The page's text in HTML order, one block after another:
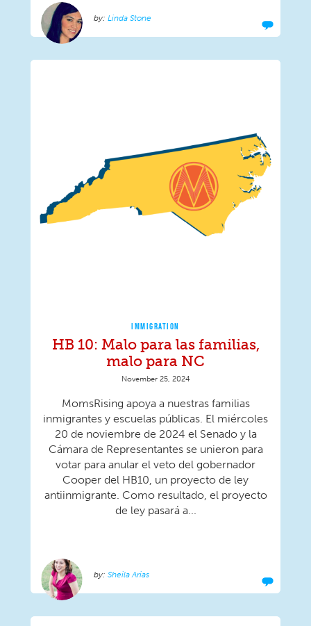
Linda Stone
IMMIGRATION
HB 10: Malo para las familias,
malo para NC
November 25, 2024
MomsRising apoya a nuestras familias
inmigrantes y escuelas públicas. El miércoles
20 de noviembre de 2024 el Senado y la
Cámara de Representantes se unieron para
votar para anular el veto del gobernador
Cooper del HB10, un proyecto de ley
antiinmigrante. Como resultado, el proyecto
de ley pasará a...
Sheila Arias